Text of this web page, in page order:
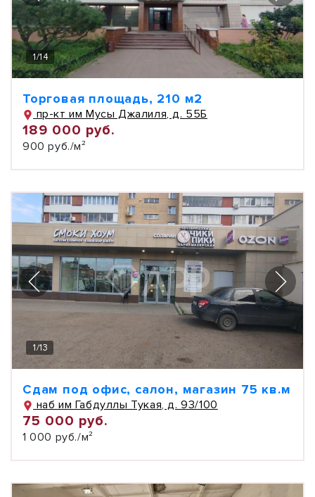
1/14
Торговая площадь, 210 м2
пр-кт им Мусы Джалиля, д. 55Б
189 000 руб.
900 руб./м²
1/13
Сдам под офис, салон, магазин 75 кв.м
наб им Габдуллы Тукая, д. 93/100
75 000 руб.
1 000 руб./м²